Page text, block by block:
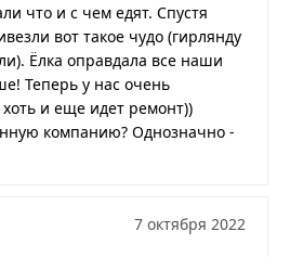
что и с чем едят. Спустя
вот такое чудо (гирлянду
Ёлка оправдала все наши
Теперь у нас очень
и еще идет ремонт))
компанию? Однозначно -
7 октября 2022